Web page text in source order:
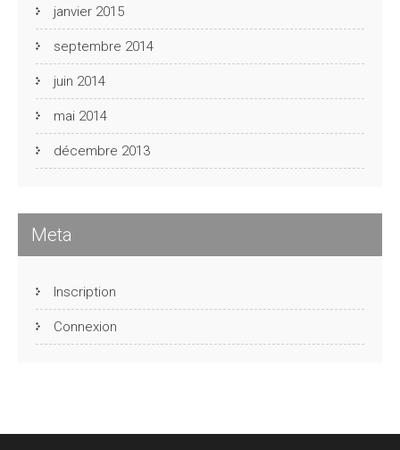
janvier 2015
septembre 2014
juin 2014
mai 2014
décembre 2013
Meta
Inscription
Connexion